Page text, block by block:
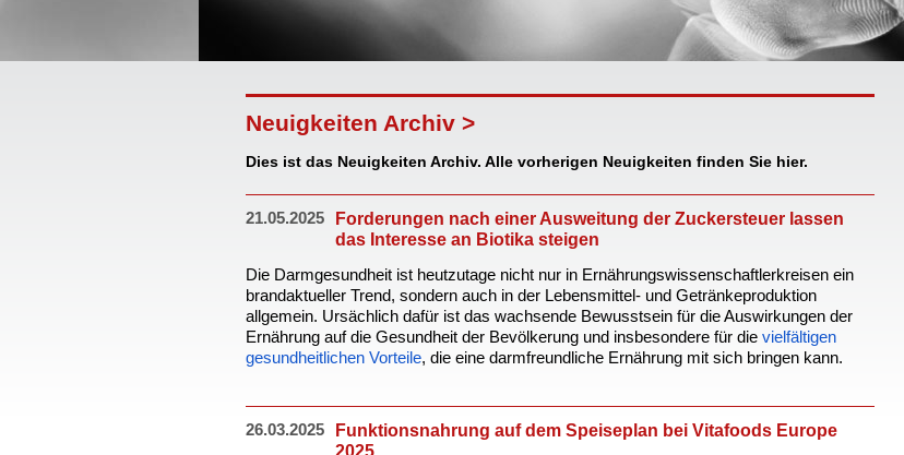
Neuigkeiten Archiv >
Dies ist das Neuigkeiten Archiv. Alle vorherigen Neuigkeiten finden Sie hier.
21.05.2025
Forderungen nach einer Ausweitung der Zuckersteuer lassen
das Interesse an Biotika steigen
Die Darmgesundheit ist heutzutage nicht nur in Ernährungswissenschaftlerkreisen ein
brandaktueller Trend, sondern auch in der Lebensmittel- und Getränkeproduktion
allgemein. Ursächlich dafür ist das wachsende Bewusstsein für die Auswirkungen der
Ernährung auf die Gesundheit der Bevölkerung und insbesondere für die vielfältigen
gesundheitlichen Vorteile, die eine darmfreundliche Ernährung mit sich bringen kann.
26.03.2025
Funktionsnahrung auf dem Speiseplan bei Vitafoods Europe
2025